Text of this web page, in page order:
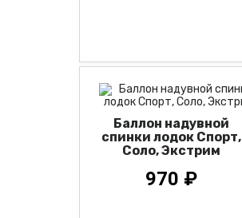
Баллон надувной
спинки лодок Спорт,
Соло, Экстрим
970 ₽